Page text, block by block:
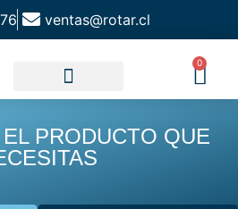
ventas@rotar.cl
0
PRODUCTO QUE